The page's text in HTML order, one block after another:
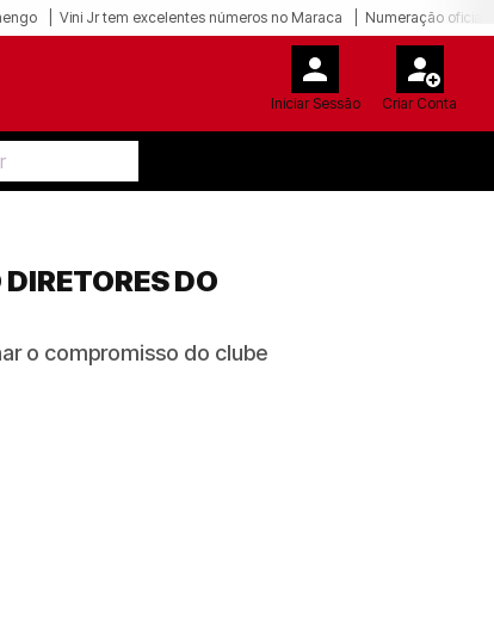
Vini Jr tem excelentes números no Maraca Numeração oficial
Iniciar Sessão Criar Conta
DO
o compromisso do clube